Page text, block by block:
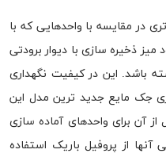
در مقایسه با واحدهایی که با
میز ذخیره سازی با دیوار برودتی
باشد. این در کیفیت نگهداری
جک مایع جدید ترین مدل این
آن برای واحدهای آماده سازی
از پروفیل باریک استفاده